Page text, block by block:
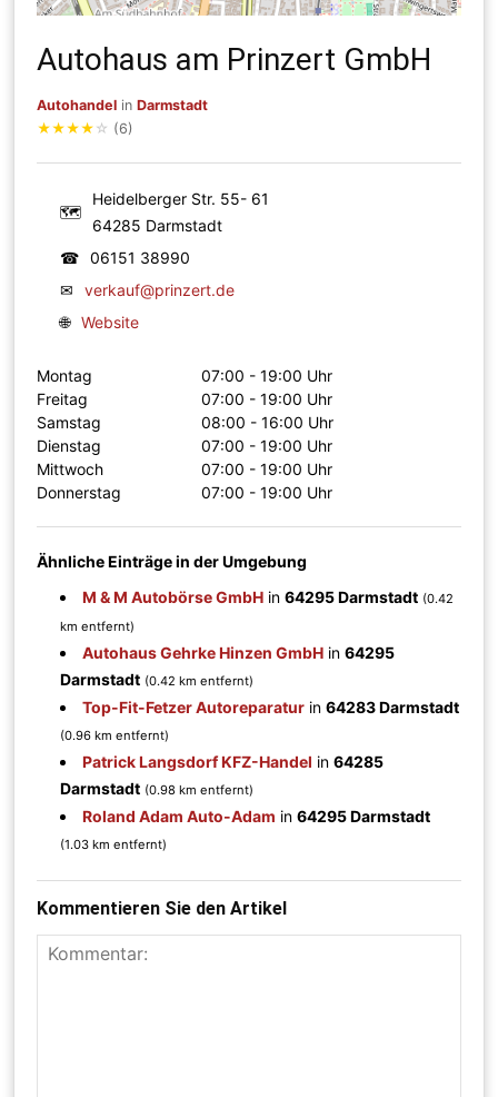
Autohaus am Prinzert GmbH
Autohandel inDarmstadt
★★★★ ☆ (6)
🗺
Heidelberger Str. 55- 61
64285 Darmstadt
☎
06151 38990
✉
verkauf@prinzert.de
🌐 Website
Montag
07:00 - 19:00 Uhr
Freitag
07:00 - 19:00 Uhr
Samstag
08:00 - 16:00 Uhr
Dienstag
07:00 - 19:00 Uhr
Mittwoch
07:00 - 19:00 Uhr
Donnerstag
07:00 - 19:00 Uhr
Ähnliche Einträge in der Umgebung
M & M Autobörse GmbH in64295 Darmstadt (0.42
km entfernt)
Autohaus Gehrke Hinzen GmbH in64295
Darmstadt (0.42 km entfernt)
Top-Fit-Fetzer Autoreparatur in64283 Darmstadt
(0.96 km entfernt)
Patrick Langsdorf KFZ-Handel in64285
Darmstadt (0.98 km entfernt)
Roland Adam Auto-Adam in64295 Darmstadt
(1.03 km entfernt)
Kommentieren Sie den Artikel